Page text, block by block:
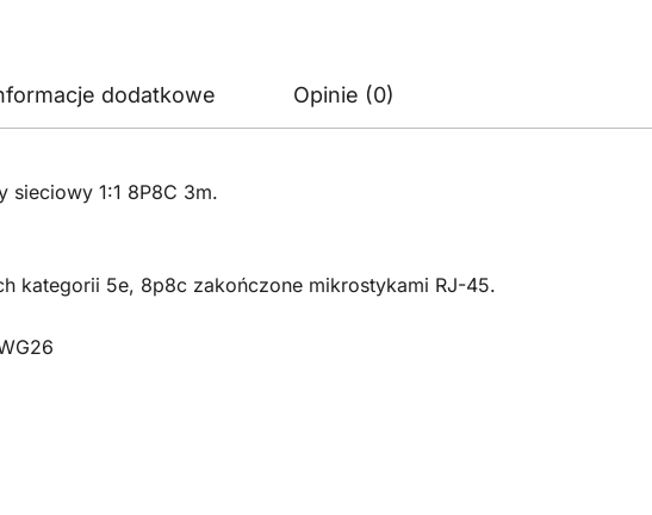
dodatkowe Opinie (0)
sieciowy 1:1 8P8C 3m.
kategorii 5e, 8p8c zakończone mikrostykami RJ-45.